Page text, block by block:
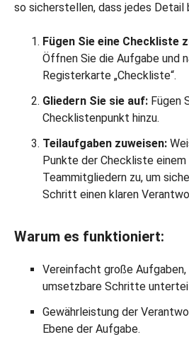
so sicherstellen, dass jedes Detail
Fügen Sie eine Checkliste
Öffnen Sie die Aufgabe und
Registerkarte „Checkliste“.
Gliedern Sie sie auf: Fügen
Checklistenpunkt hinzu.
Teilaufgaben zuweisen:
Punkte der Checkliste einem
Teammitgliedern zu, um
Schritt einen klaren
Warum es funktioniert:
Vereinfacht große Aufgaben,
umsetzbare Schritte
Gewährleistung der
Ebene der Aufgabe.